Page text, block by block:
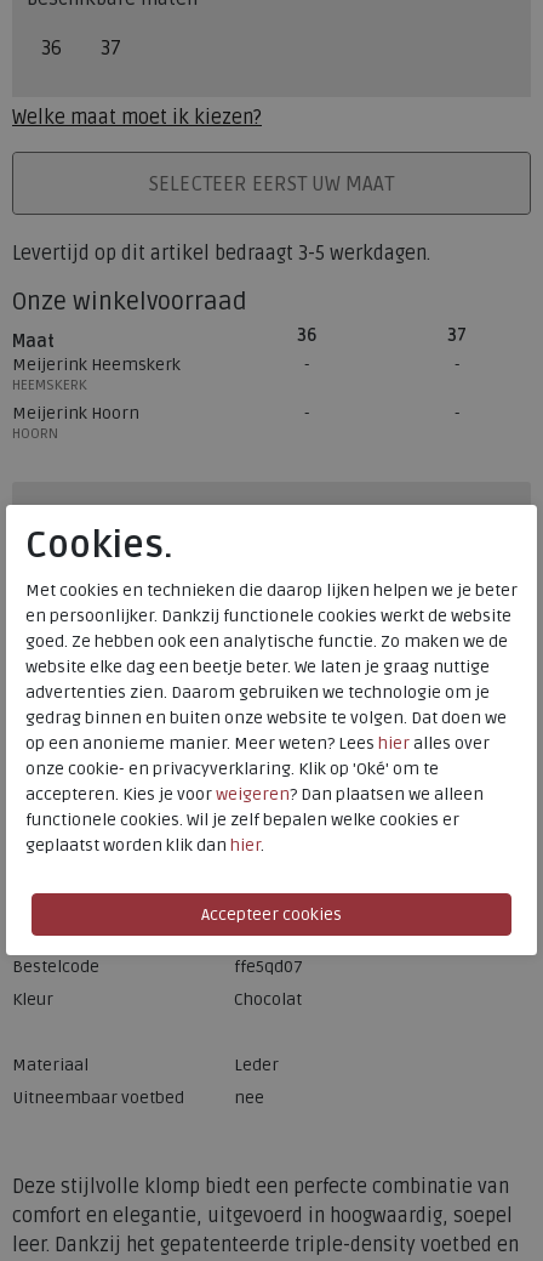
Deze stijlvolle klomp biedt een perfecte combinatie van
comfort en elegantie, uitgevoerd in hoogwaardig, soepel
leer. Dankzij het gepatenteerde triple-density voetbed en
36 37
Welke maat moet ik kiezen?
PLAATS IN WINKELMANDSELECTEER EERST UW MAAT
Levertijd op dit artikel bedraagt 3-5 werkdagen.
Onze winkelvoorraad
Maat 36
37
Meijerink Heemskerk
HEEMSKERK
Meijerink Hoorn
HOORN
Gratis verzending binnen Nederland*
Voor 14:00 uur besteld = dezelfde werkdag verzonden*
Altijd retourneren, binnen 1 werkdag terugbetaald
Alternatieve kleuren
Merk
Fabrikantcode
E5Q-D07
Bestelcode
ffe5qd07
Kleur
Chocolat
Materiaal
Leder
Uitneembaar voetbed
nee
Cookies.
Met cookies en technieken die daarop lijken helpen we je beter
en persoonlijker. Dankzij functionele cookies werkt de website
goed. Ze hebben ook een analytische functie. Zo maken we de
website elke dag een beetje beter. We laten je graag nuttige
advertenties zien. Daarom gebruiken we technologie om je
gedrag binnen en buiten onze website te volgen. Dat doen we
op een anonieme manier. Meer weten? Lees hieralles over
onze cookie- en privacyverklaring. Klik op 'Oké' om te
accepteren. Kies je voorweigeren? Dan plaatsen we alleen
functionele cookies. Wil je zelf bepalen welke cookies er
geplaatst worden klik dan hier.